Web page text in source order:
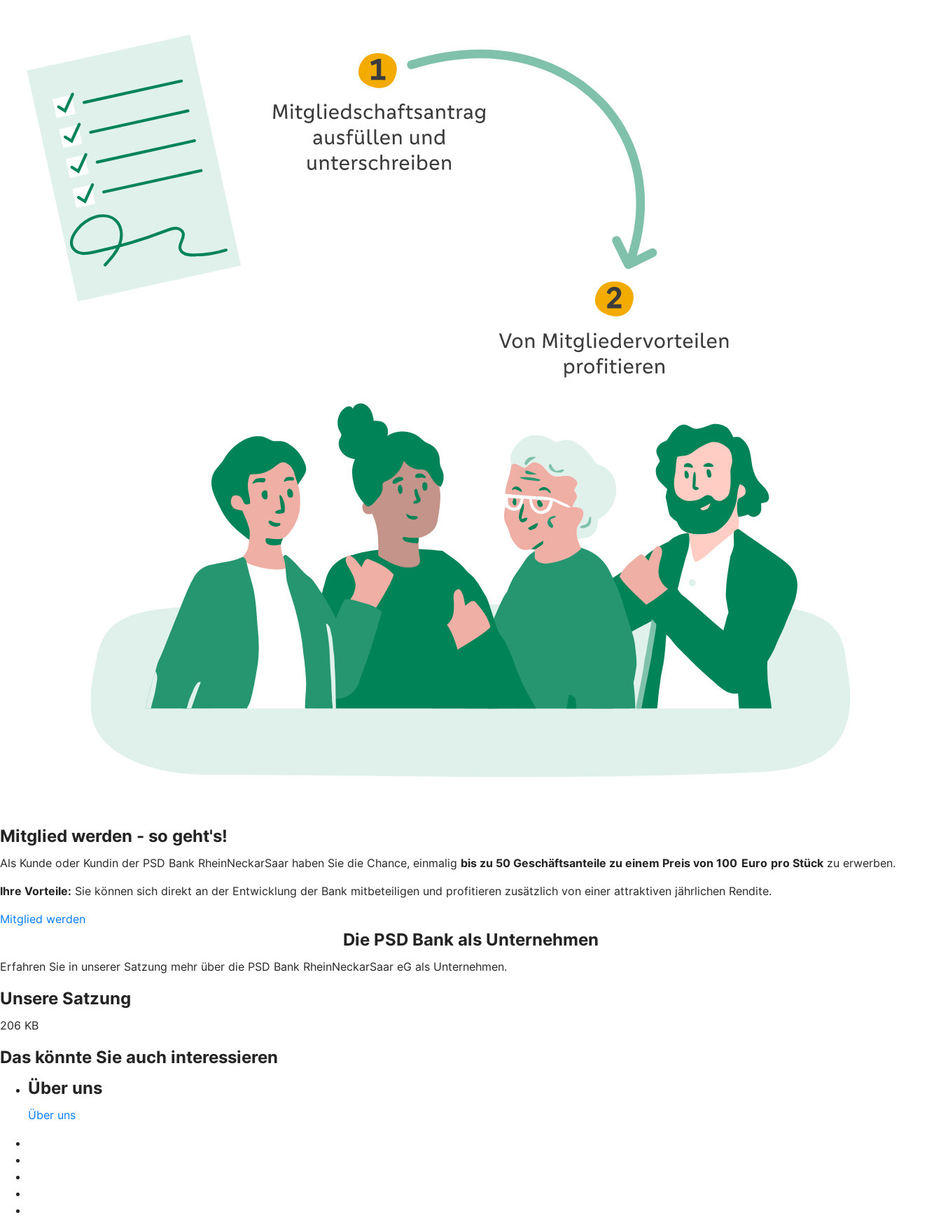
Mitglied werden - so geht's!
Als Kunde oder Kundin der PSD Bank RheinNeckarSaar haben Sie die Chance, einmalig bis zu 50 Geschäftsanteile zu einem Preis von 100 Euro pro Stück zu erwerben.
Ihre Vorteile: Sie können sich direkt an der Entwicklung der Bank mitbeteiligen und profitieren zusätzlich von einer attraktiven jährlichen Rendite.
Mitglied werden
Die PSD Bank als Unternehmen
Erfahren Sie in unserer Satzung mehr über die PSD Bank RheinNeckarSaar eG als Unternehmen.
Unsere Satzung
206 KB
Das könnte Sie auch interessieren
Über uns
Über uns